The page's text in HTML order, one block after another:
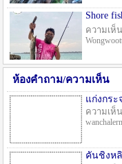
Shore
ความเห็
ห้องคำถาม/ความเห็น
แก่งกระ
ความเห็
คันชิงห